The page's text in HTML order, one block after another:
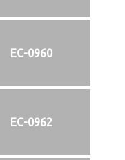
EC-0960
EC-0962